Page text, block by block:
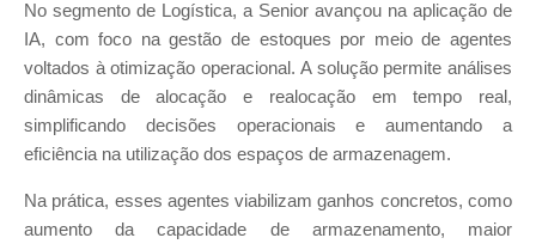
No segmento de Logística, a Senior avançou na aplicação de
IA, com foco na gestão de estoques por meio de agentes
voltados à otimização operacional. A solução permite análises
dinâmicas de alocação e realocação em tempo real,
simplificando decisões operacionais e aumentando a
eficiência na utilização dos espaços de armazenagem.
Na prática, esses agentes viabilizam ganhos concretos, como
aumento da capacidade de armazenamento, maior